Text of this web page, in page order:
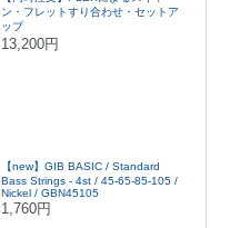
ン・フレットすり合わせ・セットア
ップ
13,200円
【new】GIB BASIC / Standard
Bass Strings - 4st / 45-65-85-105 /
Nickel / GBN45105
1,760円